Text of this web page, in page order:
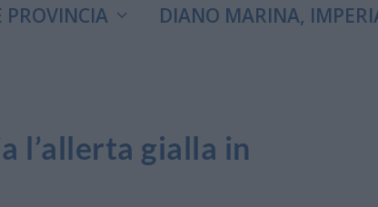
PROVINCIA DIANO MARINA,
l’allerta gialla in